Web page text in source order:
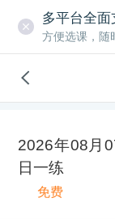
多平台全面
方便选课，随
2026年08月
日一练
免费